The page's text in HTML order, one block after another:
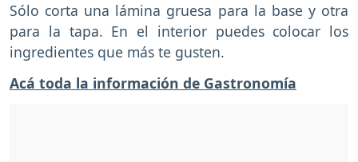
Sólo corta una lámina gruesa para la base y otra
para la tapa. En el interior puedes colocar los
ingredientes que más te gusten.
Acá toda la información de Gastronomía